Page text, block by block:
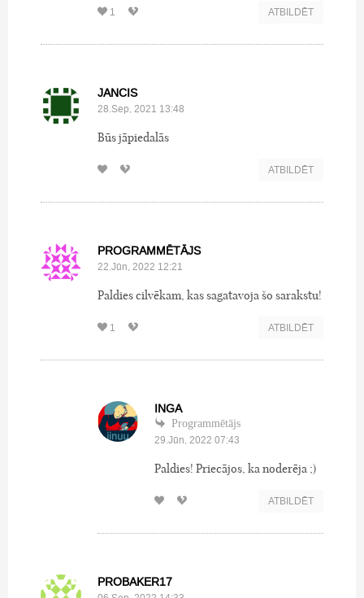
1 ATBILDĒT
JANCIS
28.Sep, 2021 13:48
Būs jāpiedalās
ATBILDĒT
PROGRAMMĒTĀJS
22.Jūn, 2022 12:21
Paldies cilvēkam, kas sagatavoja šo sarakstu!
1 ATBILDĒT
INGA
Programmētājs
29.Jūn, 2022 07:43
Paldies! Priecājos, ka noderēja ;)
ATBILDĒT
PROBAKER17